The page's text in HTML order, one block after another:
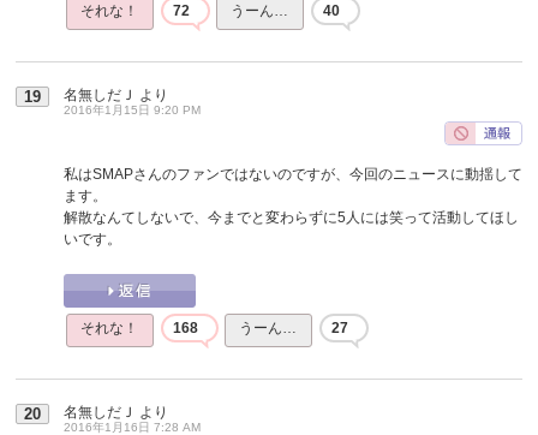
それな！ 72 うーん… 40
19 名無しだＪ より
2016年1月15日 9:20 PM
私はSMAPさんのファンではないのですが、今回のニュースに動揺して
ます。
解散なんてしないで、今までと変わらずに5人には笑って活動してほし
いです。
それな！ 168 うーん… 27
20 名無しだＪ より
2016年1月16日 7:28 AM